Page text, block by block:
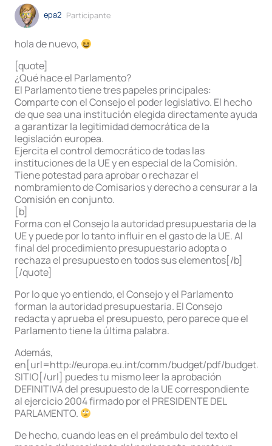
epa2 Participante
hola de nuevo,
[quote]
¿Qué hace el Parlamento?
El Parlamento tiene tres papeles principales:
Comparte con el Consejo el poder legislativo. El hecho
de que sea una institución elegida directamente ayuda
a garantizar la legitimidad democrática de la
legislación europea.
Ejercita el control democrático de todas las
instituciones de la UE y en especial de la Comisión.
Tiene potestad para aprobar o rechazar el
nombramiento de Comisarios y derecho a censurar a la
Comisión en conjunto.
[b]
Forma con el Consejo la autoridad presupuestaria de la
UE y puede por lo tanto influir en el gasto de la UE. Al
final del procedimiento presupuestario adopta o
rechaza el presupuesto en todos sus elementos[/b]
[/quote]
Por lo que yo entiendo, el Consejo y el Parlamento
forman la autoridad presupuestaria. El Consejo
redacta y aprueba el presupuesto, pero parece que el
Parlamento tiene la última palabra.
Además,
en[url=http://europa.eu.int/comm/budget/pdf/budget/
SITIO[/url] puedes tu mismo leer la aprobación
DEFINITIVA del presupuesto de la UE correspondiente
al ejercicio 2004 firmado por el PRESIDENTE DEL
PARLAMENTO.
De hecho, cuando leas en el preámbulo del texto el